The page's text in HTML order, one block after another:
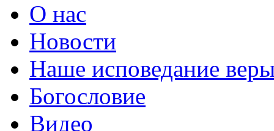
О нас
Новости
Наше исповедание
Богословие
Видео